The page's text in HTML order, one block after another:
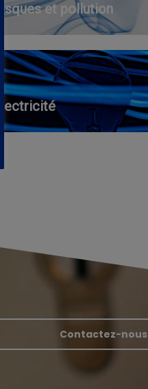
Risques et pollution
Électricité
Contactez-nous